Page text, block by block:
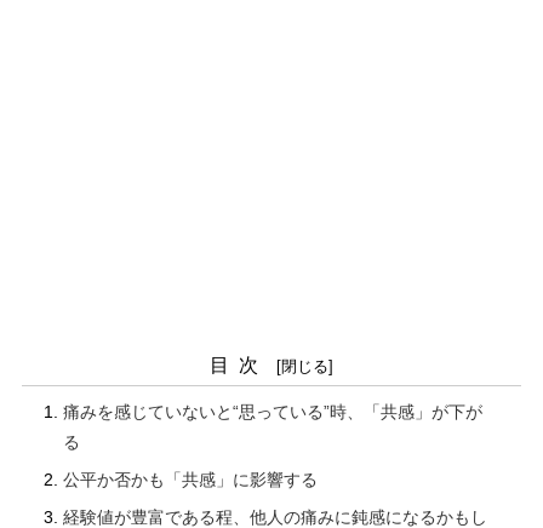
目次
痛みを感じていないと“思っている”時、「共感」が下が
る
公平か否かも「共感」に影響する
経験値が豊富である程、他人の痛みに鈍感になるかもし